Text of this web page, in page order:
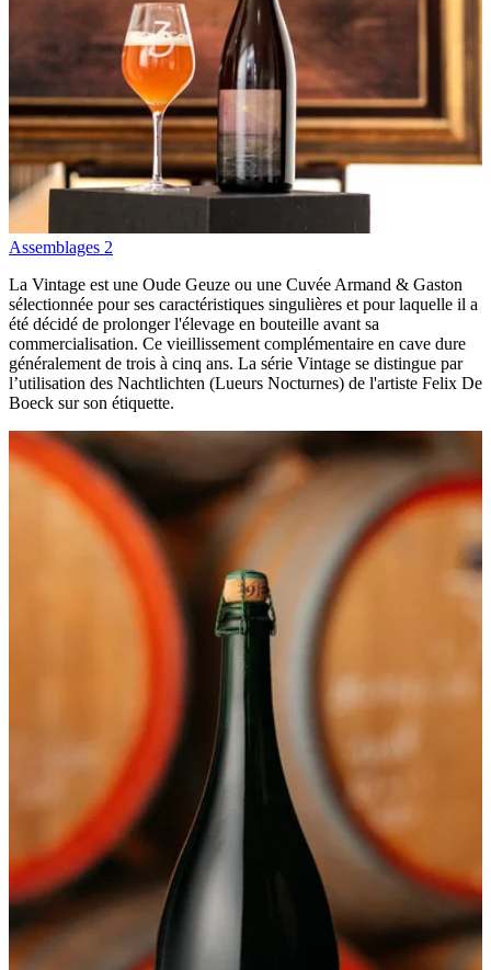
Assemblages 2
La Vintage est une Oude Geuze ou une Cuvée Armand & Gaston
sélectionnée pour ses caractéristiques singulières et pour laquelle il a
été décidé de prolonger l'élevage en bouteille avant sa
commercialisation. Ce vieillissement complémentaire en cave dure
généralement de trois à cinq ans. La série Vintage se distingue par
l’utilisation des Nachtlichten (Lueurs Nocturnes) de l'artiste Felix De
Boeck sur son étiquette.